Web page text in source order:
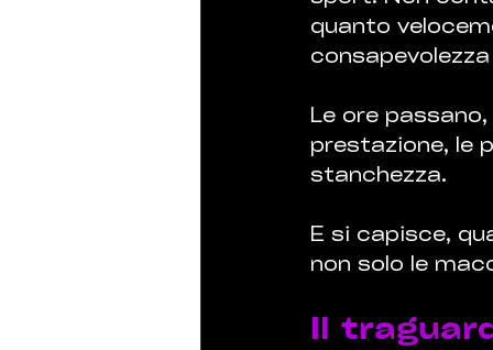
quanto
Le ore
prestazione, le
stanchezza.
E si capisce,
non solo le
Il